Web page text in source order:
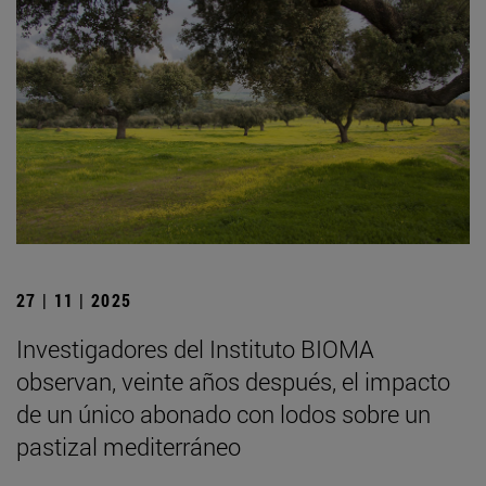
27 | 11 | 2025
Investigadores del Instituto BIOMA
observan, veinte años después, el impacto
de un único abonado con lodos sobre un
pastizal mediterráneo